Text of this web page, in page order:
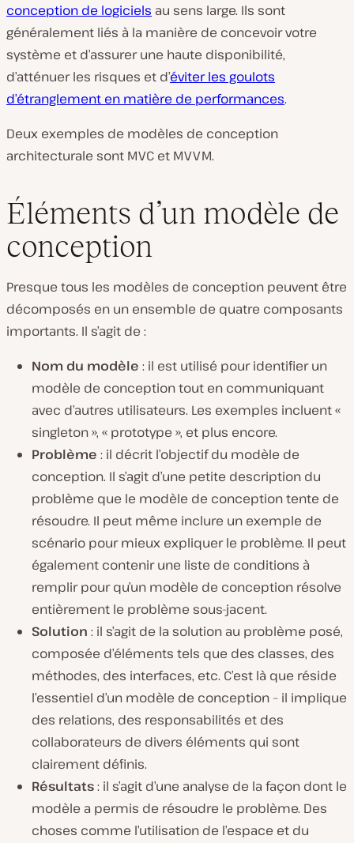
conception de logiciels au sens large. Ils sont
généralement liés à la manière de concevoir votre
système et d’assurer une haute disponibilité,
d’atténuer les risques et d’éviter les goulots
d’étranglement en matière de performances.
Deux exemples de modèles de conception
architecturale sont MVC et MVVM.
Éléments d’un modèle de
conception
Presque tous les modèles de conception peuvent être
décomposés en un ensemble de quatre composants
importants. Il s’agit de :
Nom du modèle : il est utilisé pour identifier un
modèle de conception tout en communiquant
avec d’autres utilisateurs. Les exemples incluent «
singleton », « prototype », et plus encore.
Problème : il décrit l’objectif du modèle de
conception. Il s’agit d’une petite description du
problème que le modèle de conception tente de
résoudre. Il peut même inclure un exemple de
scénario pour mieux expliquer le problème. Il peut
également contenir une liste de conditions à
remplir pour qu’un modèle de conception résolve
entièrement le problème sous-jacent.
Solution : il s’agit de la solution au problème posé,
composée d’éléments tels que des classes, des
méthodes, des interfaces, etc. C’est là que réside
l’essentiel d’un modèle de conception – il implique
des relations, des responsabilités et des
collaborateurs de divers éléments qui sont
clairement définis.
Résultats: il s’agit d’une analyse de la façon dont le
modèle a permis de résoudre le problème. Des
choses comme l’utilisation de l’espace et du